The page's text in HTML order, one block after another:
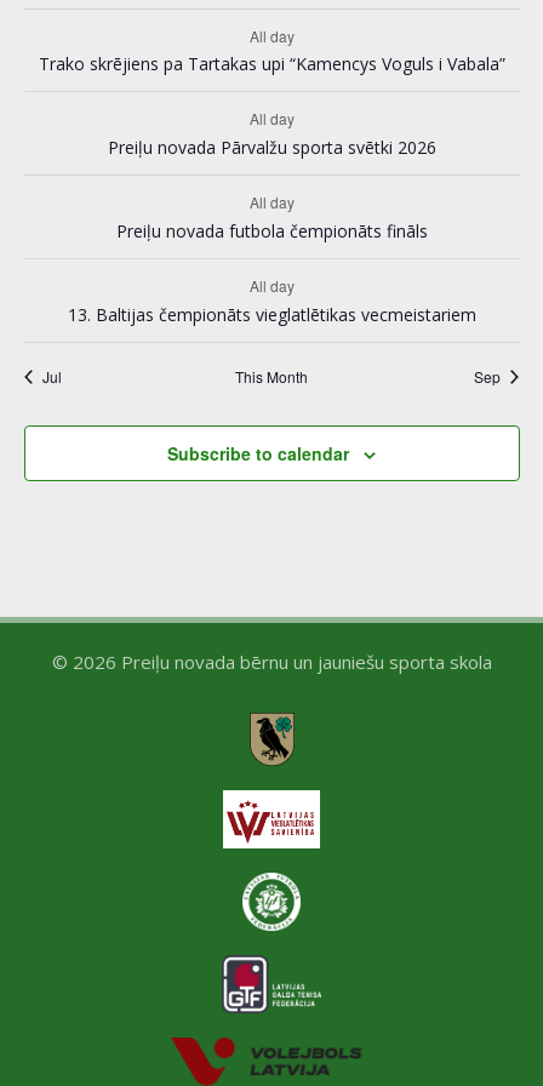
c
h
n
V
i
w
v
i
N
a
i
t
i
o
n
f
E
e
t
s
All day
Trako skrējiens pa Tartakas upi “Kamencys Voguls i Vabala”
All day
Preiļu novada Pārvalžu sporta svētki 2026
All day
Preiļu novada futbola čempionāts fināls
All day
13. Baltijas čempionāts vieglatlētikas vecmeistariem
Jul This Month Sep
Subscribe to calendar
© 2026 Preiļu novada bērnu un jauniešu sporta skola